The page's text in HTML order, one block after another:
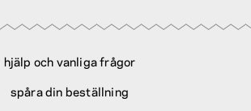
hjälp och vanliga frågor
spåra din beställning